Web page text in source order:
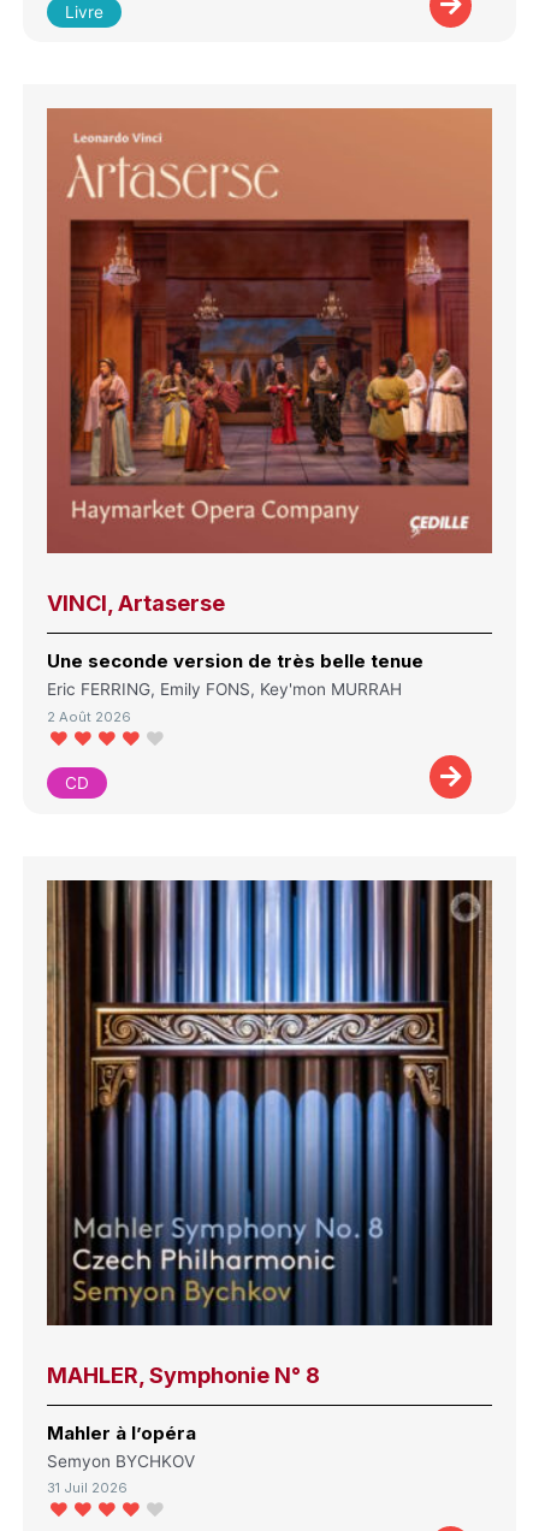
Livre
VINCI, Artaserse
Une seconde version de très belle tenue
Eric FERRING, Emily FONS, Key'mon MURRAH
2 Août 2026
CD
MAHLER, Symphonie N° 8
Mahler à l’opéra
Semyon BYCHKOV
31 Juil 2026